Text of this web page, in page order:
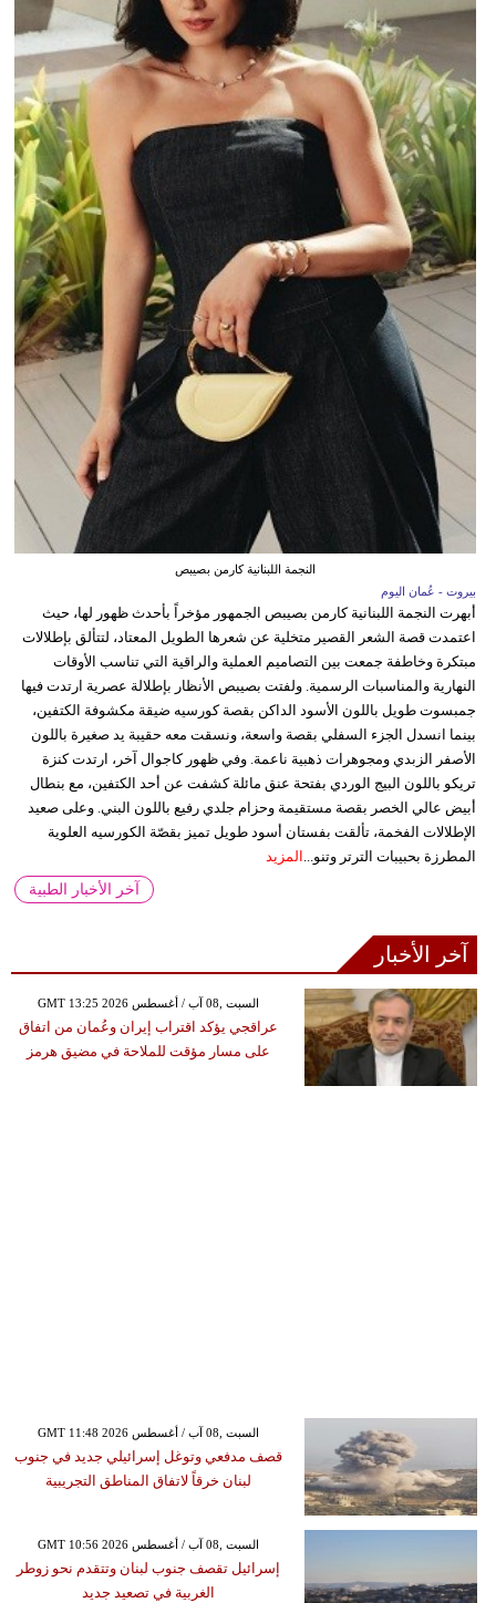
النجمة اللبنانية كارمن بصيبص
بيروت - عُمان اليوم
أبهرت النجمة اللبنانية كارمن بصيبص الجمهور مؤخراً بأحدث ظهور لها، حيث
اعتمدت قصة الشعر القصير متخلية عن شعرها الطويل المعتاد، لتتألق بإطلالات
مبتكرة وخاطفة جمعت بين التصاميم العملية والراقية التي تناسب الأوقات
النهارية والمناسبات الرسمية. ولفتت بصيبص الأنظار بإطلالة عصرية ارتدت فيها
جمبسوت طويل باللون الأسود الداكن بقصة كورسيه ضيقة مكشوفة الكتفين،
بينما انسدل الجزء السفلي بقصة واسعة، ونسقت معه حقيبة يد صغيرة باللون
الأصفر الزبدي ومجوهرات ذهبية ناعمة. وفي ظهور كاجوال آخر، ارتدت كنزة
تريكو باللون البيج الوردي بفتحة عنق مائلة كشفت عن أحد الكتفين، مع بنطال
أبيض عالي الخصر بقصة مستقيمة وحزام جلدي رفيع باللون البني. وعلى صعيد
الإطلالات الفخمة، تألقت بفستان أسود طويل تميز بقصّة الكورسيه العلوية
المطرزة بحبيبات الترتر وتنو... المزيد
آخر الأخبار الطبية
آخر الأخبار
GMT 13:25 2026 السبت ,08 آب / أغسطس
عراقجي يؤكد اقتراب إيران وعُمان من اتفاق
على مسار مؤقت للملاحة في مضيق هرمز
GMT 11:48 2026 السبت ,08 آب / أغسطس
قصف مدفعي وتوغل إسرائيلي جديد في جنوب
لبنان خرقاً لاتفاق المناطق التجريبية
GMT 10:56 2026 السبت ,08 آب / أغسطس
إسرائيل تقصف جنوب لبنان وتتقدم نحو زوطر
الغربية في تصعيد جديد